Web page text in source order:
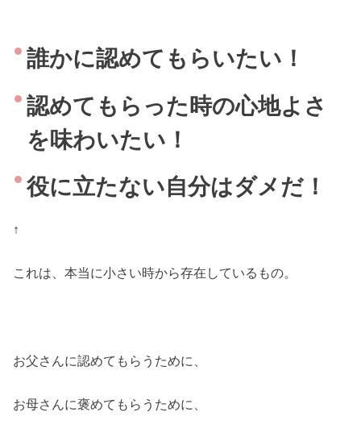
誰かに認めてもらいたい！
認めてもらった時の心地よさ
を味わいたい！
役に立たない自分はダメだ！
↑
これは、本当に小さい時から存在しているもの。
お父さんに認めてもらうために、
お母さんに褒めてもらうために、